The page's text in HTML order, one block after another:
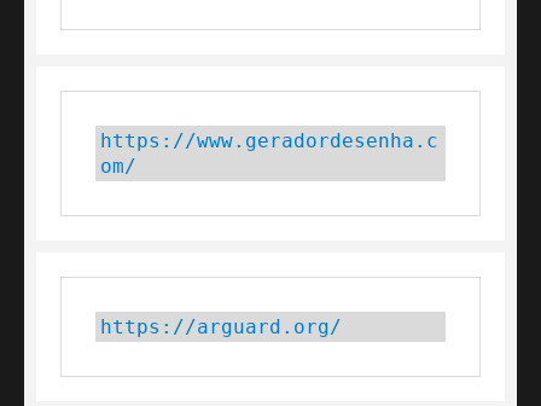
https://www.geradordesenha.c
om/
https://arguard.org/